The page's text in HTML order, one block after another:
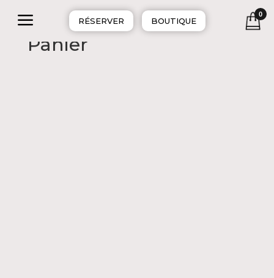
a RÉSERVER BOUTIQUE
0
Panier